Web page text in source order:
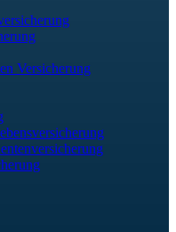
Versicherung